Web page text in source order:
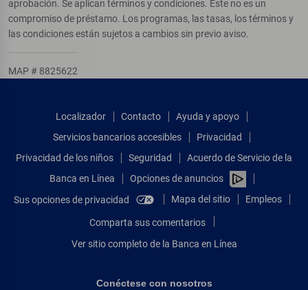
aprobación. Se aplican términos y condiciones. Este no es un
compromiso de préstamo. Los programas, las tasas, los términos y
las condiciones están sujetos a cambios sin previo aviso.
MAP # 8825622
Localizador Contacto
Ayuda y apoyo
Servicios bancarios accesibles
Privacidad
Privacidad de los niños
Seguridad
Acuerdo de Servicio de la
Banca en Línea
Opciones de anuncios
Sus opciones de privacidad
Mapa del sitio Empleos
Comparta sus comentarios
Ver sitio completo de la Banca en Línea
Conéctese con nosotros